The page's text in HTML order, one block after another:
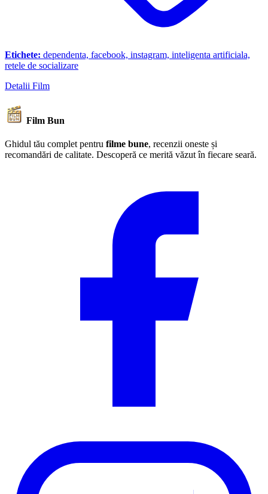
Etichete: dependenta, facebook, instagram, inteligenta artificiala,
retele de socializare
Detalii Film
Film Bun
Ghidul tău complet pentru filme bune, recenzii oneste și
recomandări de calitate. Descoperă ce merită văzut în fiecare seară.